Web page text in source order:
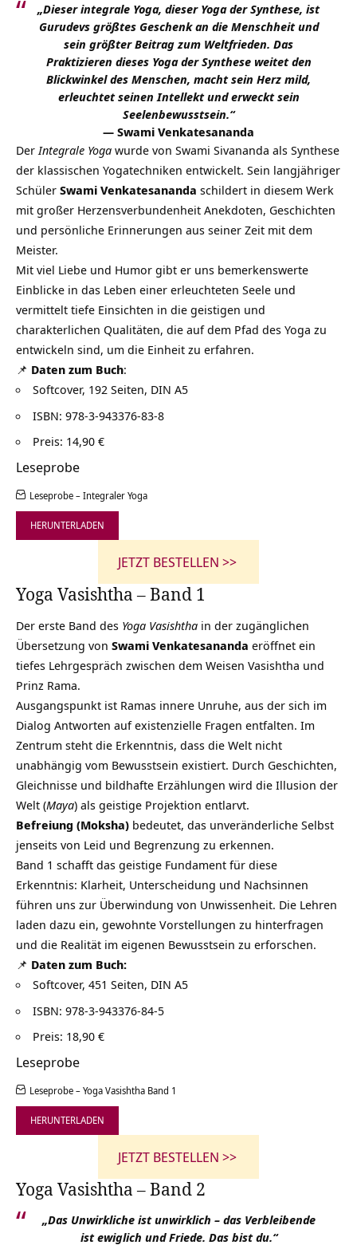
„Dieser integrale Yoga, dieser Yoga der Synthese, ist
Gurudevs größtes Geschenk an die Menschheit und
sein größter Beitragzum Weltfrieden. Das
Praktizieren dieses Yoga der Synthese weitet den
Blickwinkel des Menschen, macht sein Herz mild,
erleuchtet seinen Intellekt und erweckt sein
Seelenbewusstsein.“
— Swami Venkatesananda
DerIntegrale Yoga wurde von Swami Sivananda als Synthese
der klassischen Yogatechniken entwickelt. Sein langjähriger
Schüler Swami Venkatesananda schildert in diesem Werk
mit großer Herzensverbundenheit Anekdoten, Geschichten
und persönliche Erinnerungen aus seiner Zeit mit dem
Meister.
Mit viel Liebe und Humor gibt er uns bemerkenswerte
Einblicke in das Leben einer erleuchteten Seele und
vermittelt tiefe Einsichten in die geistigen und
charakterlichen Qualitäten, die auf dem Pfad des Yoga zu
entwickeln sind, um die Einheit zu erfahren.
📌 Daten zum Buch:
Softcover, 192 Seiten, DIN A5
ISBN: 978-3-943376-83-8
Preis: 14,90 €
Leseprobe
Leseprobe – Integraler Yoga
HERUNTERLADEN
JETZT BESTELLEN >>
Yoga Vasishtha – Band 1
Der erste Band des Yoga Vasishtha in der zugänglichen
Übersetzung von Swami Venkatesananda eröffnet ein
tiefes Lehrgespräch zwischen dem Weisen Vasishtha und
Prinz Rama.
Ausgangspunkt ist Ramas innere Unruhe, aus der sich im
Dialog Antworten auf existenzielle Fragen entfalten. Im
Zentrum steht die Erkenntnis, dass die Welt nicht
unabhängig vom Bewusstsein existiert. Durch Geschichten,
Gleichnisse und bildhafte Erzählungen wird die Illusion der
Welt (Maya) als geistige Projektion entlarvt.
Befreiung (Moksha) bedeutet, das unveränderliche Selbst
jenseits von Leid und Begrenzung zu erkennen.
Band 1 schafft das geistige Fundament für diese
Erkenntnis: Klarheit, Unterscheidung und Nachsinnen
führen uns zur Überwindung von Unwissenheit. Die Lehren
laden dazu ein, gewohnte Vorstellungen zu hinterfragen
und die Realität im eigenen Bewusstsein zu erforschen.
📌 Daten zum Buch:
Softcover, 451 Seiten, DIN A5
ISBN: 978-3-943376-84-5
Preis: 18,90 €
Leseprobe
Leseprobe – Yoga Vasishtha Band 1
HERUNTERLADEN
JETZT BESTELLEN >>
Yoga Vasishtha – Band 2
„Das Unwirkliche ist unwirklich – das Verbleibende
ist ewiglich und Friede. Das bist du.“